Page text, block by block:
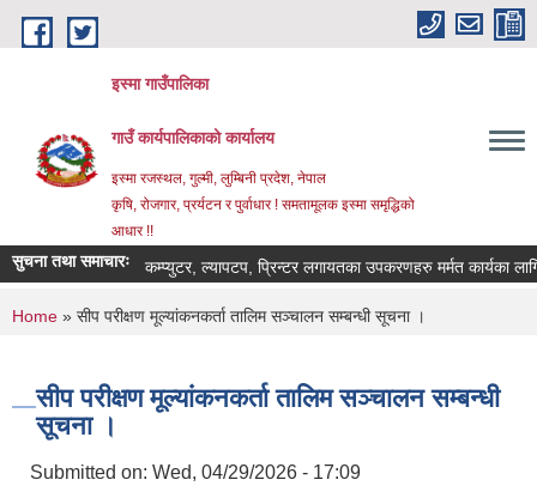
Skip to main content
इस्मा गाउँपालिका
गाउँ कार्यपालिकाको कार्यालय
इस्मा रजस्थल, गुल्मी, लुम्बिनी प्रदेश, नेपाल
कृषि, रोजगार, प्रर्यटन र पुर्वाधार ! समतामूलक इस्मा समृद्धिको
आधार !!
सुचना तथा समाचारःकम्प्युटर, ल्यापटप, प्रिन्टर लगायतका उपकरणहरु मर्मत कार्यका लागि
You are here
Home » सीप परीक्षण मूल्यांकनकर्ता तालिम सञ्चालन सम्बन्धी सूचना ।
सीप परीक्षण मूल्यांकनकर्ता तालिम सञ्चालन सम्बन्धी
सूचना ।
Submitted on: Wed, 04/29/2026 - 17:09